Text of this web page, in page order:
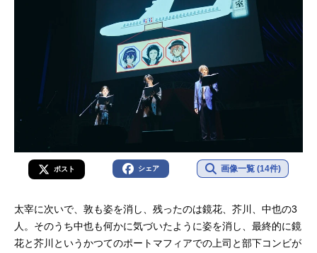
ポスト シェア 画像一覧 (14件)
太宰に次いで、敦も姿を消し、残ったのは鏡花、芥川、中也の3
人。そのうち中也も何かに気づいたように姿を消し、最終的に鏡
花と芥川というかつてのポートマフィアでの上司と部下コンビが